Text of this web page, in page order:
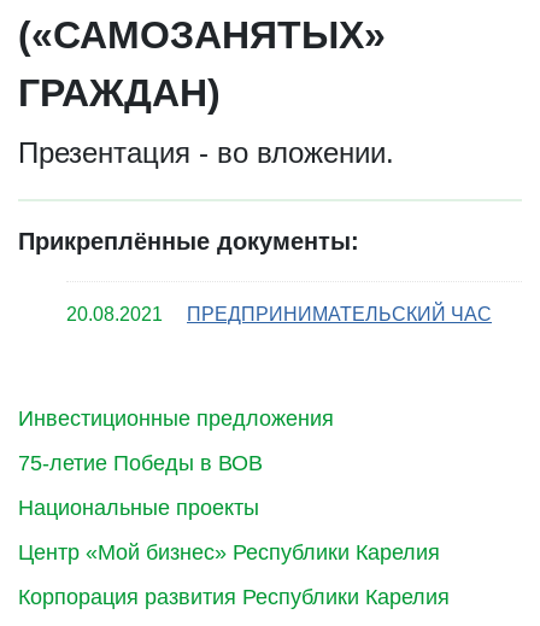
Инвестиционные предложения
75-летие Победы в ВОВ
Национальные проекты
Центр «Мой бизнес» Республики Карелия
Корпорация развития Республики Карелия
(«САМОЗАНЯТЫХ»
ГРАЖДАН)
Презентация - во вложении.
Прикреплённые документы:
20.08.2021 ПРЕДПРИНИМАТЕЛЬСКИЙ ЧАС